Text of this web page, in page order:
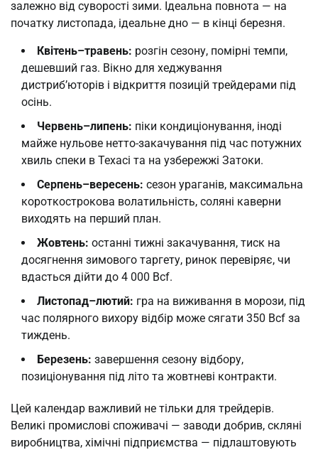
залежно від суворості зими. Ідеальна повнота — на
початку листопада, ідеальне дно — в кінці березня.
Квітень–травень: розгін сезону, помірні темпи,
дешевший газ. Вікно для хеджування
дистриб’юторів і відкриття позицій трейдерами під
осінь.
Червень–липень: піки кондиціонування, іноді
майже нульове нетто-закачування під час потужних
хвиль спеки в Техасі та на узбережжі Затоки.
Серпень–вересень: сезон ураганів, максимальна
короткострокова волатильність, соляні каверни
виходять на перший план.
Жовтень: останні тижні закачування, тиск на
досягнення зимового таргету, ринок перевіряє, чи
вдасться дійти до 4 000 Bcf.
Листопад–лютий: гра на виживання в морози, під
час полярного вихору відбір може сягати 350 Bcf за
тиждень.
Березень: завершення сезону відбору,
позиціонування під літо та жовтневі контракти.
Цей календар важливий не тільки для трейдерів.
Великі промислові споживачі — заводи добрив, скляні
виробництва, хімічні підприємства — підлаштовують